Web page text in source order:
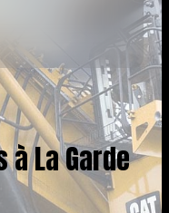
à La Garde